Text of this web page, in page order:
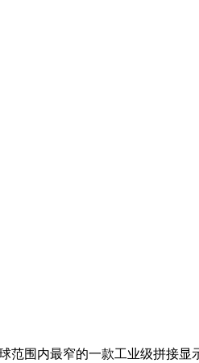
范围内最窄的一款工业级拼接